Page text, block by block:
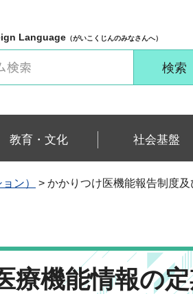
Language （がいこくじんのみなさんへ）
教育・文化 社会基盤
ン） > かかりつけ医機能報告制度
療機能情報の